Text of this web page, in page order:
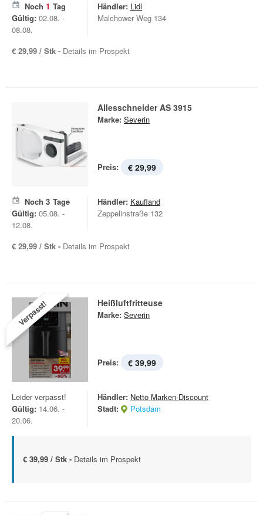
Noch 1 Tag
Gültig: 02.08. -
08.08.
Händler: Lidl
Malchower Weg 134
€ 29,99 / Stk - Details im Prospekt
Allesschneider AS 3915
Marke: Severin
Preis: € 29,99
Noch 3 Tage
Gültig: 05.08. -
12.08.
Händler: Kaufland
Zeppelinstraße 132
€ 29,99 / Stk - Details im Prospekt
Verpasst! Heißluftfritteuse
Marke: Severin
Preis: € 39,99
Leider verpasst!
Gültig: 14.06. -
20.06.
Händler: Netto Marken-Discount
Stadt:
Potsdam
€ 39,99 / Stk - Details im Prospekt